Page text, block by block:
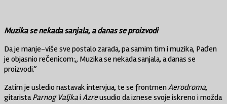
Muzika se nekada sanjala, a danas se proizvodi
Da je manje-više sve postalo zarada, pa samim tim i muzika, Pađen
je objasnio rečenicom:,, Muzika se nekada sanjala, a danas se
proizvodi.“
Zatim je usledio nastavak intervjua, te se frontmenAerodroma,
gitaristaParnog ValjkaiAzreusudio da iznese svoje iskreno i možda